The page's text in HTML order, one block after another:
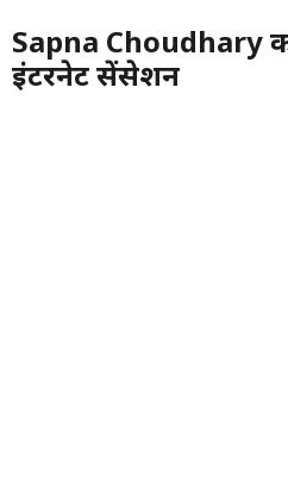
Sapna Choudhary
इंटरनेट सेंसेशन